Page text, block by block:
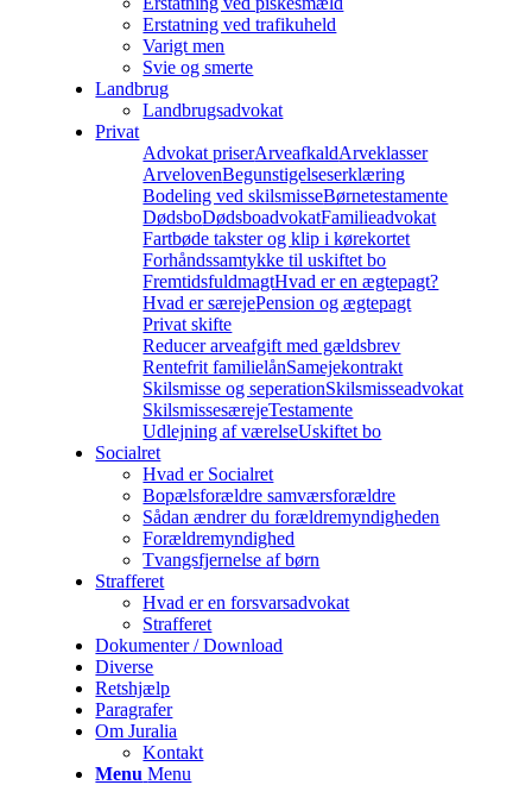
Erstatning ved trafikuheld
Varigt men
Svie og smerte
Landbrug
Landbrugsadvokat
Privat
Advokat priserArveafkaldArveklasser
ArvelovenBegunstigelseserklæring
Bodeling ved skilsmisseBørnetestamente
DødsboDødsboadvokatFamilieadvokat
Fartbøde takster og klip i kørekortet
Forhåndssamtykke til uskiftet bo
FremtidsfuldmagtHvad er en ægtepagt?
Hvad er særejePension og ægtepagt
Privat skifte
Reducer arveafgift med gældsbrev
Rentefrit familielånSamejekontrakt
Skilsmisse og seperationSkilsmisseadvokat
SkilsmissesærejeTestamente
Udlejning af værelseUskiftet bo
Socialret
Hvad er Socialret
Bopælsforældre samværsforældre
Sådan ændrer du forældremyndigheden
Forældremyndighed
Tvangsfjernelse af børn
Strafferet
Hvad er en forsvarsadvokat
Strafferet
Dokumenter / Download
Diverse
Retshjælp
Paragrafer
Om Juralia
Kontakt
Menu Menu